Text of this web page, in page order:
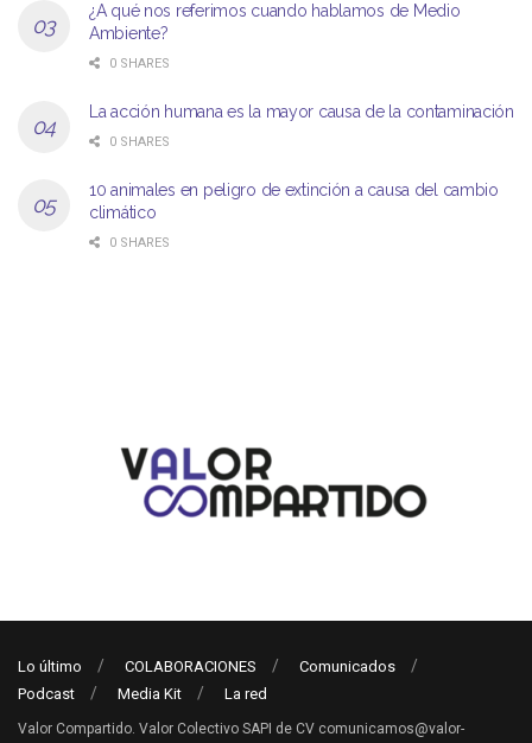
¿A qué nos referimos cuando hablamos de Medio
Ambiente?
0 SHARES
La acción humana es la mayor causa de la contaminación
0 SHARES
10 animales en peligro de extinción a causa del cambio
climático
0 SHARES
Lo último COLABORACIONES
Comunicados
Podcast
Media Kit La red
Valor Compartido. Valor Colectivo SAPI de CV comunicamos@valor-